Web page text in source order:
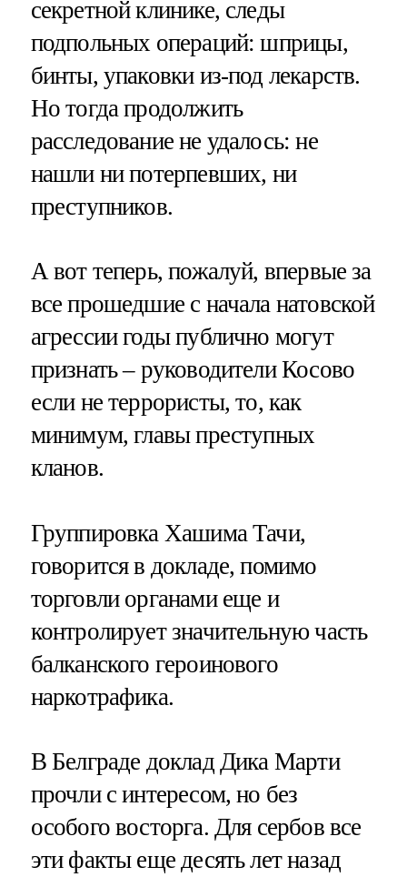
секретной клинике, следы
подпольных операций: шприцы,
бинты, упаковки из-под лекарств.
Но тогда продолжить
расследование не удалось: не
нашли ни потерпевших, ни
преступников.
А вот теперь, пожалуй, впервые за
все прошедшие с начала натовской
агрессии годы публично могут
признать – руководители Косово
если не террористы, то, как
минимум, главы преступных
кланов.
Группировка Хашима Тачи,
говорится в докладе, помимо
торговли органами еще и
контролирует значительную часть
балканского героинового
наркотрафика.
В Белграде доклад Дика Марти
прочли с интересом, но без
особого восторга. Для сербов все
эти факты еще десять лет назад